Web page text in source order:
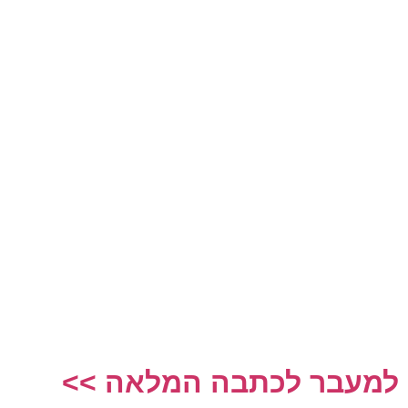
למעבר לכתבה המלאה >>